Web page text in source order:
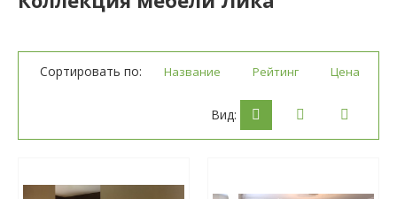
Сортировать по: Название Рейтинг Цена
Вид: